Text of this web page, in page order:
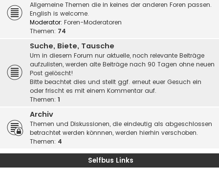
Allgemeine Themen die in keines der anderen Foren passen.
English is welcome.
Moderator: Foren-Moderatoren
Themen: 74
Suche, Biete, Tausche
Um in diesem Forum nur aktuelle, noch relevante Beiträge
aufzulisten, werden alte Beiträge nach 90 Tagen ohne neuen
Post gelöscht!
Bitte beachtet dies und stellt ggf. erneut euer Gesuch ein
oder frischt es mit einem Kommentar auf.
Themen: 1
Archiv
Themen und Diskussionen, die eindeutig als abgeschlossen
betrachtet werden könnnen, werden hierhin verschoben.
Themen: 4
Selfbus Links